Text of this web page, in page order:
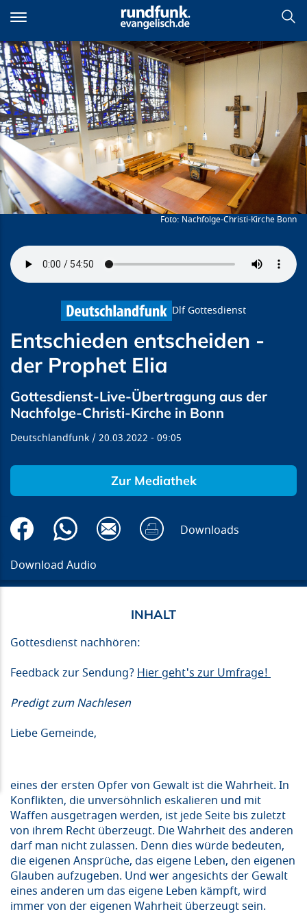
zum
Inhalt
Entschieden entscheiden -
der Prophet Elia
Nachfolge-Christi-Kirche Bonn
Dlf Gottesdienst
Entschieden entscheiden -
der Prophet Elia
Gottesdienst-Live-Übertragung aus der
Nachfolge-Christi-Kirche in Bonn
Deutschlandfunk 20.03.2022 09:05
Zur Mediathek
Downloads
Download Audio
Gottesdienst nachhören:
Feedback zur Sendung? Hier geht's zur Umfrage!
Predigt zum Nachlesen
Liebe Gemeinde,
eines der ersten Opfer von Gewalt ist die Wahrheit. In
Konflikten, die unversöhnlich eskalieren und mit
Waffen ausgetragen werden, ist jede Seite bis zuletzt
von ihrem Recht überzeugt. Die Wahrheit des anderen
darf man nicht zulassen. Denn dies würde bedeuten,
die eigenen Ansprüche, das eigene Leben, den eigenen
Glauben aufzugeben. Und wer angesichts der Gewalt
eines anderen um das eigene Leben kämpft, wird
immer von der eigenen Wahrheit überzeugt sein.